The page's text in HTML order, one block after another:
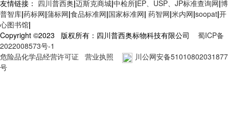
友情链接： 四川普西奥|迈斯克商城|中检所|EP、USP、JP标准查询网|博
普智库|药标网|蒲标网|食品标准网|国家标准网| 药智网|米内网|soopat|开
心图书馆|
Copyright ©2023 版权所有：四川普西奥标物科技有限公司 蜀ICP备
2022008573号-1
危险品化学品经营许可证
营业执照
川公网安备51010802031877
号